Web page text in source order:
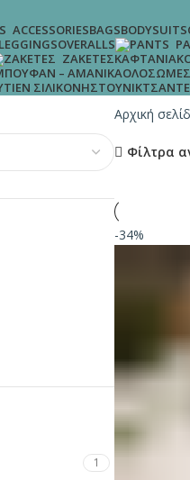
ACCESSORIESBAGSBODYSUITS
LEGGINGSOVERALLS
ΖΑΚΈΤΕΣΚΑΦΤΆΝΙΑ
– ΑΜΆΝΙΚΑ
ΣΙΛΙΚΌΝΗΣΤΟΥΝΊΚ
1
Αρχική
Φίλτρα
-34%